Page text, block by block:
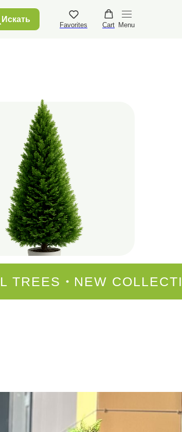
Искать
Favorites Cart Menu
TREES NEW